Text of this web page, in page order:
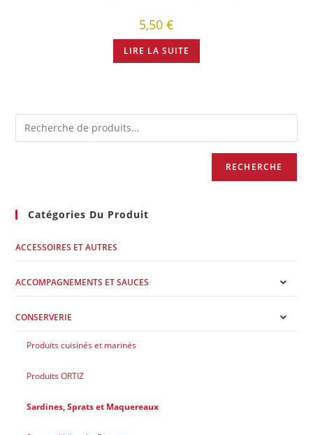
5,50 €
LIRE LA SUITE
RECHERCHE
Catégories Du Produit
ACCESSOIRES ET AUTRES
ACCOMPAGNEMENTS ET SAUCES
CONSERVERIE
Produits cuisinés et marinés
Produits ORTIZ
Sardines, Sprats et Maquereaux